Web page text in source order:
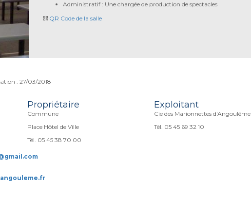
Administratif : Une chargée de production de spectacles
QR Code de la salle
: 27/03/2018
Propriétaire
Commune
Place Hôtel de Ville
Tél. 05 45 38 70 00
Exploitant
Cie des Marionnettes d'Angoulême
Tél. 05 45 69 32 10